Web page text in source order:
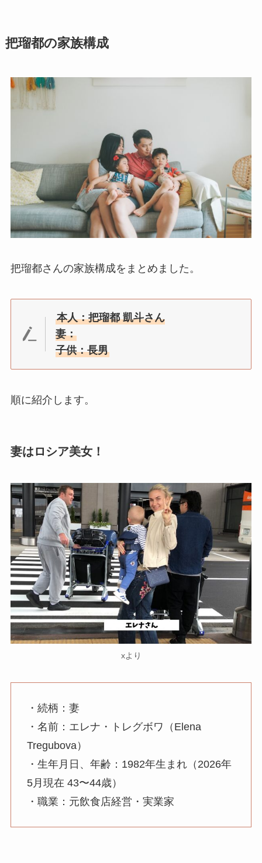
把瑠都の家族構成
把瑠都さんの家族構成をまとめました。
本人：把瑠都 凱斗さん
妻：
子供：長男
順に紹介します。
妻はロシア美女！
xより
・続柄：妻
・名前：エレナ・トレグボワ（Elena
Tregubova）
・生年月日、年齢：1982年生まれ（2026年
5月現在 43〜44歳）
・職業：元飲食店経営・実業家